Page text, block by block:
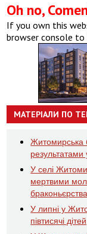
Oh no,
If you own this
browser console to
МАТЕРІАЛИ ПО
Житомирська
У селі
мертвими
У липні у
півтисячі